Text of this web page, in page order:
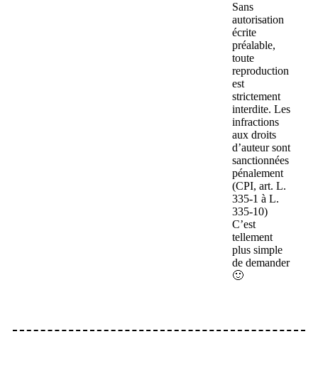
Sans
autorisation
écrite
préalable,
toute
reproduction
est
strictement
interdite. Les
infractions
aux droits
d’auteur sont
sanctionnées
pénalement
(CPI, art. L.
335-1 à L.
335-10)
C’est
tellement
plus simple
de demander
🙂